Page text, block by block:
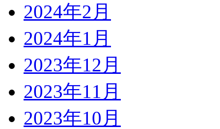
2024年2月
2024年1月
2023年12月
2023年11月
2023年10月